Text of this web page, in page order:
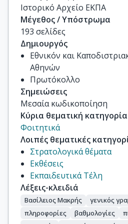
Ιστορικό Αρχείο ΕΚΠΑ
Μέγεθος / Υπόστρωμα
193 σελίδες
Δημιουργός
Εθνικόν και
Αθηνών
Πρωτόκολλο
Σημειώσεις
Μεσαία κωδικοποίηση
Κύρια θεματική κατηγορία
Φοιτητικά
Λοιπές θεματικές
Στρατολογικά θέματα
Εκθέσεις
Εκπαιδευτικά Τέλη
Λέξεις-κλειδιά
Βασίλειος Μακρής γενικός
πληροφορίες
βαθμολογίες